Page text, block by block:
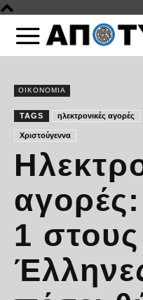
ΟΙΚΟΝΟΜΙΑ
TAGS ηλεκτρονικές αγορές
Χριστούγεννα
1